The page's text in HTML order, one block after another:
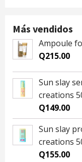
Más vendidos
Ampoule
Q215.00
Sun slay
creations
Q149.00
Sun slay
creations
Q155.00